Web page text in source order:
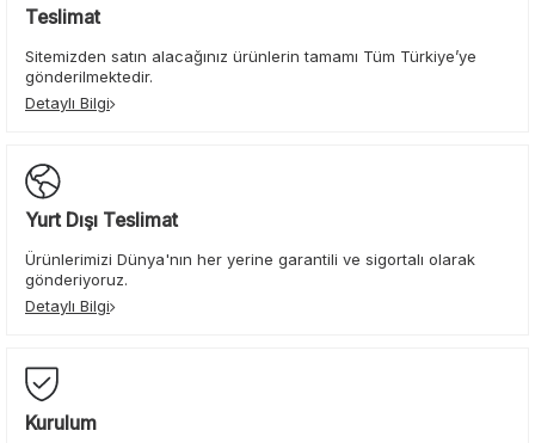
Teslimat
Sitemizden satın alacağınız ürünlerin tamamı Tüm Türkiye’ye
gönderilmektedir.
Detaylı Bilgi
Yurt Dışı Teslimat
Ürünlerimizi Dünya'nın her yerine garantili ve sigortalı olarak
gönderiyoruz.
Detaylı Bilgi
Kurulum